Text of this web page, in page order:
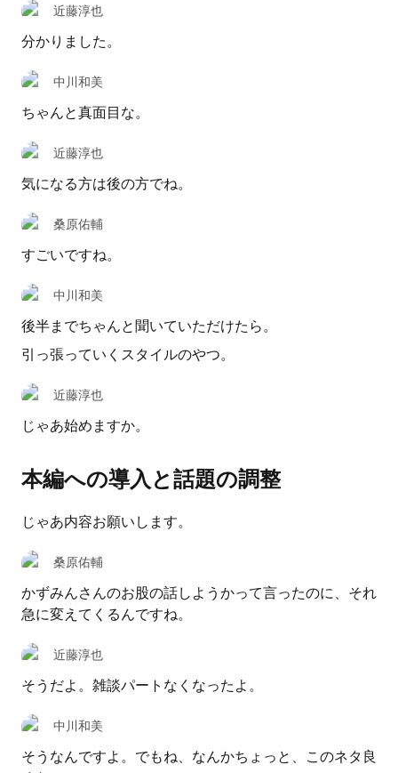
近藤淳也
分かりました。
中川和美
ちゃんと真面目な。
近藤淳也
気になる方は後の方でね。
桑原佑輔
すごいですね。
中川和美
後半までちゃんと聞いていただけたら。
引っ張っていくスタイルのやつ。
近藤淳也
じゃあ始めますか。
本編への導入と話題の調整
じゃあ内容お願いします。
桑原佑輔
かずみんさんのお股の話しようかって言ったのに、それ
急に変えてくるんですね。
近藤淳也
そうだよ。雑談パートなくなったよ。
中川和美
そうなんですよ。でもね、なんかちょっと、このネタ良